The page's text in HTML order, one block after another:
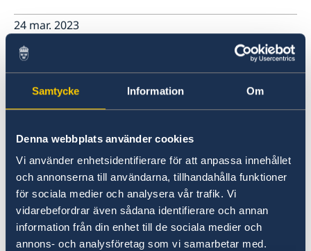
Samtycke Information Om
Denna webbplats använder cookies
Vi använder enhetsidentifierare för att anpassa innehållet
och annonserna till användarna, tillhandahålla funktioner
för sociala medier och analysera vår trafik. Vi
vidarebefordrar även sådana identifierare och annan
information från din enhet till de sociala medier och
annons- och analysföretag som vi samarbetar med.
24 mar. 2023
Ambasada Suediei la Chișinău
angajează îngrijitor/ îngrijitoare
pentru Reședință
16 mar. 2023
Newsletter privind proiectele de
cooperare în Moldova
26 ian. 2023